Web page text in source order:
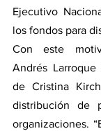
Ejecutivo
los fondos para
Con este
Andrés
de Cristina
distribución de
organizaciones.